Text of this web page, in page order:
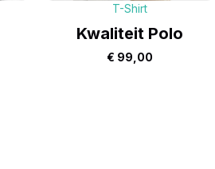
T-Shirt
Kwaliteit Polo
€ 99,00